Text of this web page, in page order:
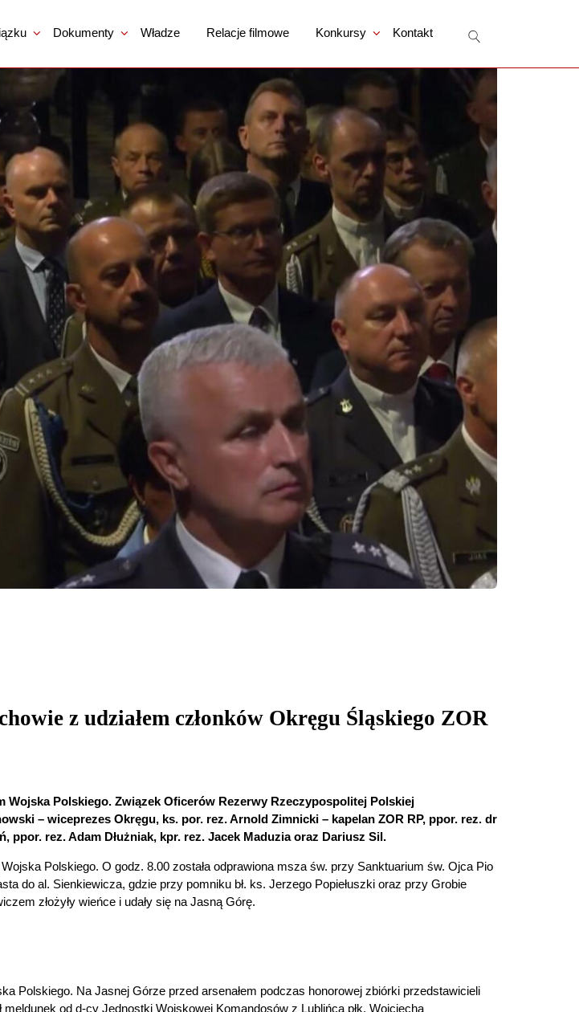
Dokumenty Władze Relacje filmowe Konkursy Kontakt
z udziałem członków Okręgu Śląskiego ZOR
Polskiego. Związek Oficerów Rezerwy Rzeczypospolitej Polskiej
– wiceprezes Okręgu, ks. por. rez. Arnold Zimnicki – kapelan ZOR RP, ppor. rez. dr
ppor. rez. Adam Dłużniak, kpr. rez. Jacek Maduzia oraz Dariusz Sil.
Polskiego. O godz. 8.00 została odprawiona msza św. przy Sanktuarium św. Ojca Pio
do al. Sienkiewicza, gdzie przy pomniku bł. ks. Jerzego Popiełuszki oraz przy Grobie
złożyły wieńce i udały się na Jasną Górę.
Polskiego. Na Jasnej Górze przed arsenałem podczas honorowej zbiórki przedstawicieli
od d-cy Jednostki Wojskowej Komandosów z Lublińca płk. Wojciecha